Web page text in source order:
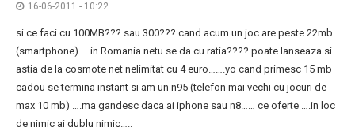
16-06-2011 - 10:22
si ce faci cu 100MB??? sau 300??? cand acum un joc are peste 22mb
(smartphone)…..in Romania netu se da cu ratia???? poate lanseaza si
astia de la cosmote net nelimitat cu 4 euro…….yo cand primesc 15 mb
cadou se termina instant si am un n95 (telefon mai vechi cu jocuri de
max 10 mb) ….ma gandesc daca ai iphone sau n8…… ce oferte ….in loc
de nimic ai dublu nimic…..